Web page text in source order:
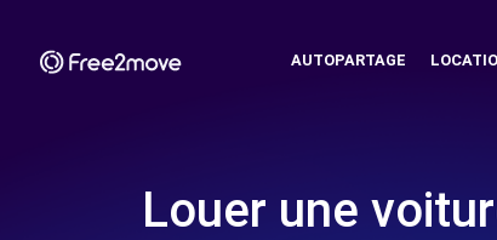
AUTOPARTAGE
Louer une